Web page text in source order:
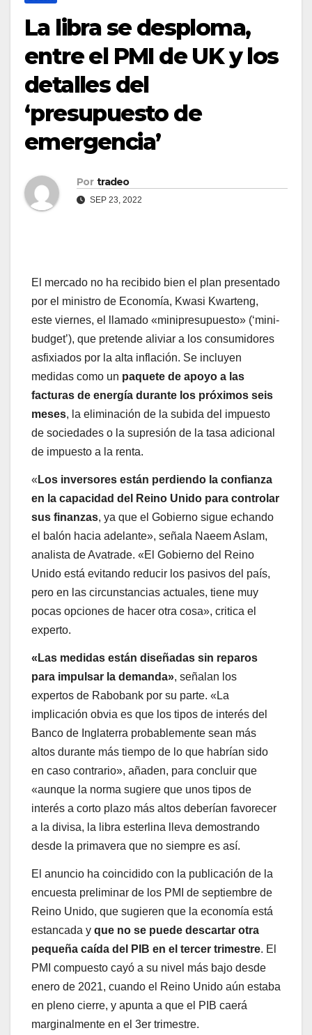
La libra se desploma,
entre el PMI de UK y los
detalles del
‘presupuesto de
emergencia’
Por tradeo
SEP 23, 2022
El mercado no ha recibido bien el plan presentado
por el ministro de Economía, Kwasi Kwarteng,
este viernes, el llamado «minipresupuesto» (‘mini-
budget’), que pretende aliviar a los consumidores
asfixiados por la alta inflación. Se incluyen
medidas como un paquete de apoyo a las
facturas de energía durante los próximos seis
meses, la eliminación de la subida del impuesto
de sociedades o la supresión de la tasa adicional
de impuesto a la renta.
« Los inversores están perdiendo la confianza
en la capacidad del Reino Unido para controlar
sus finanzas, ya que el Gobierno sigue echando
el balón hacia adelante», señala Naeem Aslam,
analista de Avatrade. «El Gobierno del Reino
Unido está evitando reducir los pasivos del país,
pero en las circunstancias actuales, tiene muy
pocas opciones de hacer otra cosa», critica el
experto.
«Las medidas están diseñadas sin reparos
para impulsar la demanda», señalan los
expertos de Rabobank por su parte. «La
implicación obvia es que los tipos de interés del
Banco de Inglaterra probablemente sean más
altos durante más tiempo de lo que habrían sido
en caso contrario», añaden, para concluir que
«aunque la norma sugiere que unos tipos de
interés a corto plazo más altos deberían favorecer
a la divisa, la libra esterlina lleva demostrando
desde la primavera que no siempre es así.
El anuncio ha coincidido con la publicación de la
encuesta preliminar de los PMI de septiembre de
Reino Unido, que sugieren que la economía está
estancada y que no se puede descartar otra
pequeña caída del PIB en el tercer trimestre. El
PMI compuesto cayó a su nivel más bajo desde
enero de 2021, cuando el Reino Unido aún estaba
en pleno cierre, y apunta a que el PIB caerá
marginalmente en el 3er trimestre.